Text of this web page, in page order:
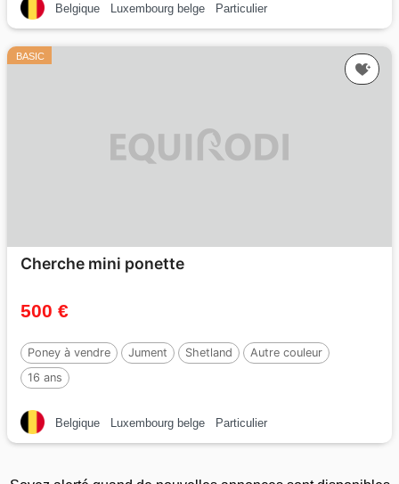
Belgique Luxembourg belge Particulier
BASIC
Cherche mini ponette
500 €
Poney à vendre Jument Shetland
Autre couleur
16 ans
Belgique Luxembourg belge Particulier